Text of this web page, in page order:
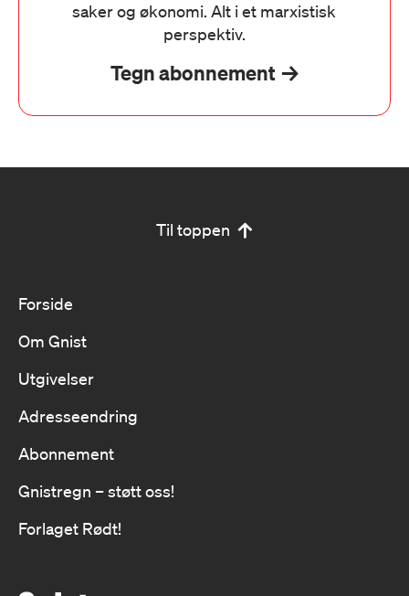
saker og økonomi. Alt i et marxistisk
perspektiv.
Tegn abonnement
Til toppen
Forside
Om Gnist
Utgivelser
Adresseendring
Abonnement
Gnistregn – støtt oss!
Forlaget Rødt!